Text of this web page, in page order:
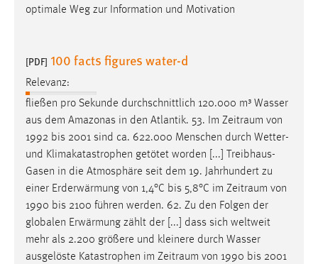
optimale Weg zur Information und Motivation
[PDF] 100 facts figures water-d
Relevanz:
fließen pro Sekunde durchschnittlich 120.000 m³ Wasser
aus dem Amazonas in den Atlantik. 53. Im Zeitraum von
1992 bis 2001 sind ca. 622.000 Menschen durch Wetter-
und Klimakatastrophen getötet worden [...] Treibhaus-
Gasen in die Atmosphäre seit dem 19. Jahrhundert zu
einer Erderwärmung von 1,4°C bis 5,8°C im Zeitraum von
1990 bis 2100 führen werden. 62. Zu den Folgen der
globalen Erwärmung zählt der [...] dass sich weltweit
mehr als 2.200 größere und kleinere durch Wasser
ausgelöste Katastrophen im Zeitraum von 1990 bis 2001